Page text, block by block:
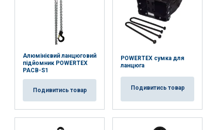
Алюмінієвий ланцюговий
підйомник POWERTEX
PACB-S1
Подивитись товар
POWERTEX сумка для
ланцюга
Подивитись товар
Niezbędne Targetowanie
Funkcjonalność Niesklasyfikowane
AKCEPTUJ WSZYSTKIE